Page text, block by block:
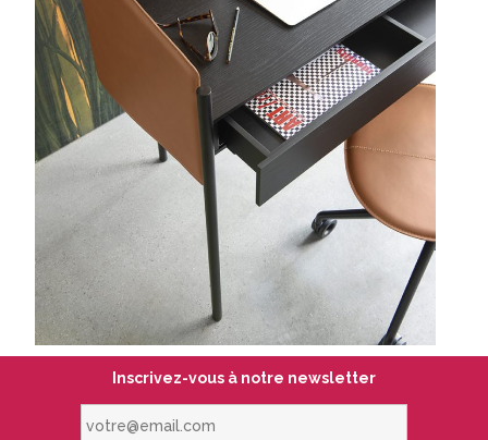
Inscrivez-vous à notre newsletter